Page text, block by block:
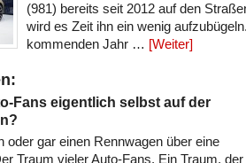
(981) bereits seit 2012 auf den
wird es Zeit ihn ein wenig
kommenden Jahr … [Weiter]
Fans eigentlich selbst auf der
oder gar einen Rennwagen über eine
Traum vieler Auto-Fans. Ein Traum,